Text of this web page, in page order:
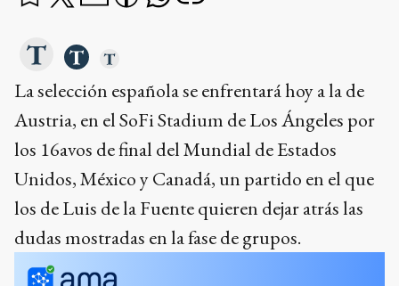
La selección española se enfrentará hoy a la de
Austria, en el SoFi Stadium de Los Ángeles por
los 16avos de final del Mundial de Estados
Unidos, México y Canadá, un partido en el que
los de Luis de la Fuente quieren dejar atrás las
dudas mostradas en la fase de grupos.